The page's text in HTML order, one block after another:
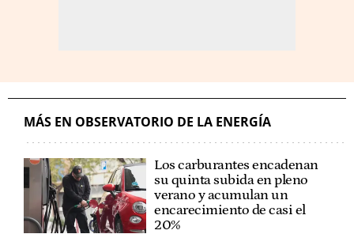
MÁS EN OBSERVATORIO DE LA ENERGÍA
Los carburantes encadenan
su quinta subida en pleno
verano y acumulan un
encarecimiento de casi el
20%